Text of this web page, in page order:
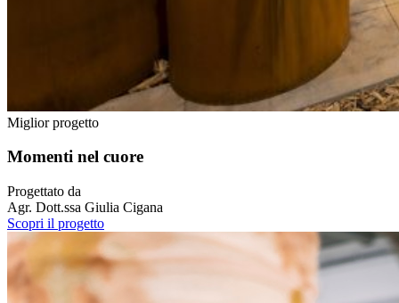
Miglior progetto
Momenti nel cuore
Progettato da
Agr. Dott.ssa Giulia Cigana
Scopri il progetto